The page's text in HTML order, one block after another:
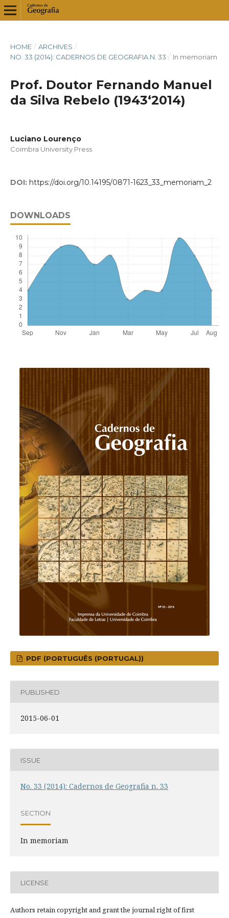
HOME / ARCHIVES /
NO. 33 (2014): CADERNOS DE GEOGRAFIA N. 33 / In memoriam
Prof. Doutor Fernando Manuel
da Silva Rebelo (1943‘2014)
Luciano Lourenço
Coimbra University Press
DOI: https://doi.org/10.14195/0871-1623_33_memoriam_2
DOWNLOADS
PDF (PORTUGUÊS (PORTUGAL))
PUBLISHED
2015-06-01
ISSUE
No. 33 (2014): Cadernos de Geografia n. 33
SECTION
In memoriam
LICENSE
Authors retain copyright and grant the journal right of first